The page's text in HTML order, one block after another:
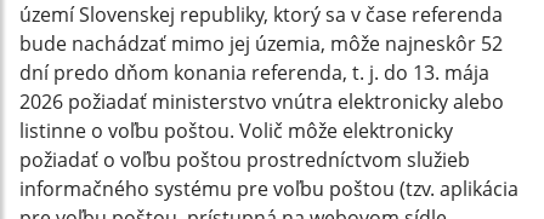
území Slovenskej republiky, ktorý sa v čase referenda
bude nachádzať mimo jej územia, môže najneskôr 52
dní predo dňom konania referenda, t. j. do 13. mája
2026 požiadať ministerstvo vnútra elektronicky alebo
listinne o voľbu poštou. Volič môže elektronicky
požiadať o voľbu poštou prostredníctvom služieb
informačného systému pre voľbu poštou (tzv. aplikácia